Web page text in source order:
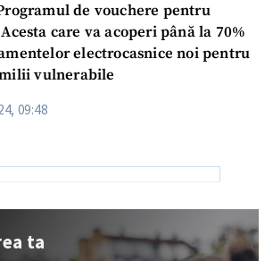
de vouchere pentru
care va acoperi până la 70%
electrocasnice noi pentru
vulnerabile
09:48
ta